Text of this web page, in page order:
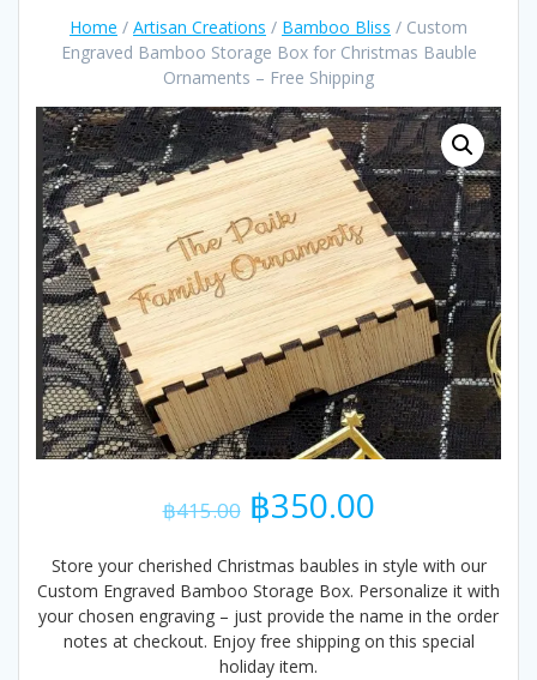
Home / Artisan Creations / Bamboo Bliss / Custom
Engraved Bamboo Storage Box for Christmas Bauble
Ornaments – Free Shipping
฿415.00 Original
price
was:
฿415.00.
฿350.00Current
is:
฿350.00.
Store your cherished Christmas baubles in style with our
Custom Engraved Bamboo Storage Box. Personalize it with
your chosen engraving – just provide the name in the order
notes at checkout. Enjoy free shipping on this special
holiday item.